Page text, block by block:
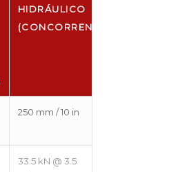
HIDRÁULICO
(CONCORRENTE)
250 mm / 10 in
33.5 kN @ 3.5